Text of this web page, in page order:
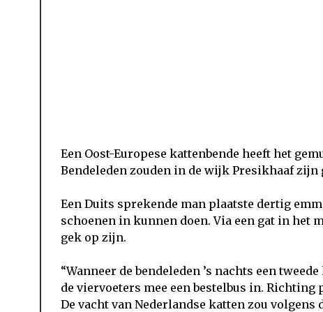
Een Oost-Europese kattenbende heeft het
Bendeleden zouden in de wijk Presikhaaf zijn
Een Duits sprekende man plaatste dertig
schoenen in kunnen doen. Via een gat in het
gek op zijn.
“Wanneer de bendeleden ’s nachts een
de viervoeters mee een bestelbus in. Richting
De vacht van Nederlandse katten zou